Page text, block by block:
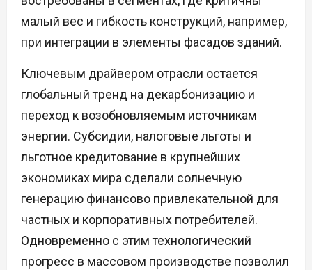
малый вес и гибкость конструкций, например,
при интеграции в элементы фасадов зданий.
Ключевым драйвером отрасли остается
глобальный тренд на декарбонизацию и
переход к возобновляемым источникам
энергии. Субсидии, налоговые льготы и
льготное кредитование в крупнейших
экономиках мира сделали солнечную
генерацию финансово привлекательной для
частных и корпоративных потребителей.
Одновременно с этим технологический
прогресс в массовом производстве позволил